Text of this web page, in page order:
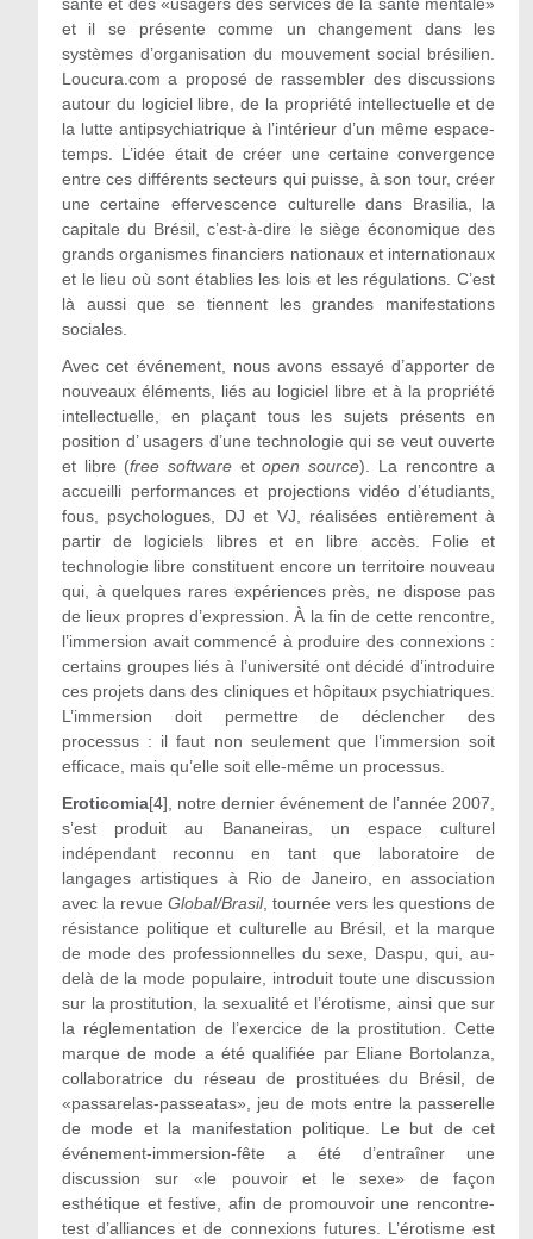
et il se présente comme un changement dans les
systèmes d’organisation du mouvement social brésilien.
Loucura.com a proposé de rassembler des discussions
autour du logiciel libre, de la propriété intellectuelle et de
la lutte antipsychiatrique à l’intérieur d’un même espace-
temps. L’idée était de créer une certaine convergence
entre ces différents secteurs qui puisse, à son tour, créer
une certaine effervescence culturelle dans Brasilia, la
capitale du Brésil, c’est-à-dire le siège économique des
grands organismes financiers nationaux et internationaux
et le lieu où sont établies les lois et les régulations. C’est
là aussi que se tiennent les grandes manifestations
sociales.
Avec cet événement, nous avons essayé d’apporter de
nouveaux éléments, liés au logiciel libre et à la propriété
intellectuelle, en plaçant tous les sujets présents en
position d’ usagers d’une technologie qui se veut ouverte
et libre (free software etopen source). La rencontre a
accueilli performances et projections vidéo d’étudiants,
fous, psychologues, DJ et VJ, réalisées entièrement à
partir de logiciels libres et en libre accès. Folie et
technologie libre constituent encore un territoire nouveau
qui, à quelques rares expériences près, ne dispose pas
de lieux propres d’expression. À la fin de cette rencontre,
l’immersion avait commencé à produire des connexions :
certains groupes liés à l’université ont décidé d’introduire
ces projets dans des cliniques et hôpitaux psychiatriques.
L’immersion doit permettre de déclencher des
processus : il faut non seulement que l’immersion soit
efficace, mais qu’elle soit elle-même un processus.
Eroticomia[4], notre dernier événement de l’année 2007,
s’est produit au Bananeiras, un espace culturel
indépendant reconnu en tant que laboratoire de
langages artistiques à Rio de Janeiro, en association
avec la revueGlobal/Brasil, tournée vers les questions de
résistance politique et culturelle au Brésil, et la marque
de mode des professionnelles du sexe, Daspu, qui, au-
delà de la mode populaire, introduit toute une discussion
sur la prostitution, la sexualité et l’érotisme, ainsi que sur
la réglementation de l’exercice de la prostitution. Cette
marque de mode a été qualifiée par Eliane Bortolanza,
collaboratrice du réseau de prostituées du Brésil, de
«passarelas-passeatas», jeu de mots entre la passerelle
de mode et la manifestation politique. Le but de cet
événement-immersion-fête a été d’entraîner une
discussion sur «le pouvoir et le sexe» de façon
esthétique et festive, afin de promouvoir une rencontre-
test d’alliances et de connexions futures. L’érotisme est